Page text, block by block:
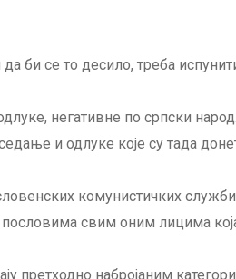
би се то десило, треба
негативне по српски
и одлуке које су тада
комунистичких
свим оним лицима
претходно набројаним